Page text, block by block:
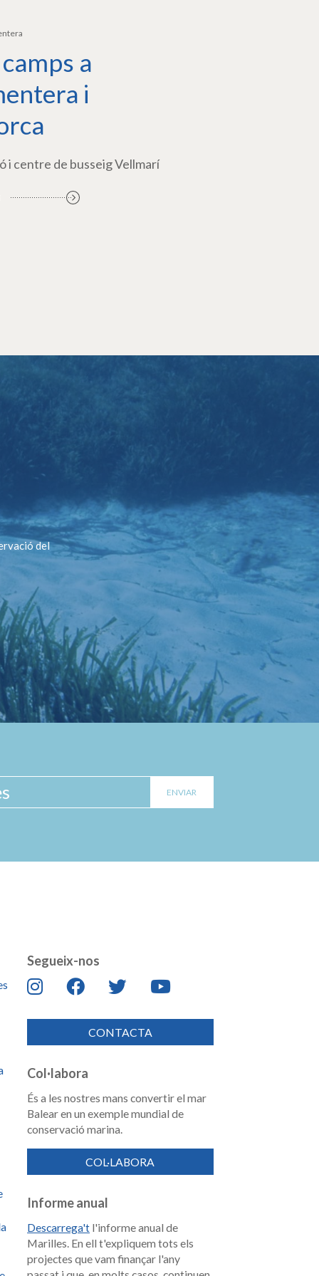
a
i
i centre de busseig Vellmarí
del
Segueix-nos
CONTACTA
Col·labora
És a les nostres mans convertir el mar
Balear en un exemple mundial de
conservació marina.
COL·LABORA
Informe anual
Descarrega't l'informe anual de
Marilles. En ell t'expliquem tots els
projectes que vam finançar l'any